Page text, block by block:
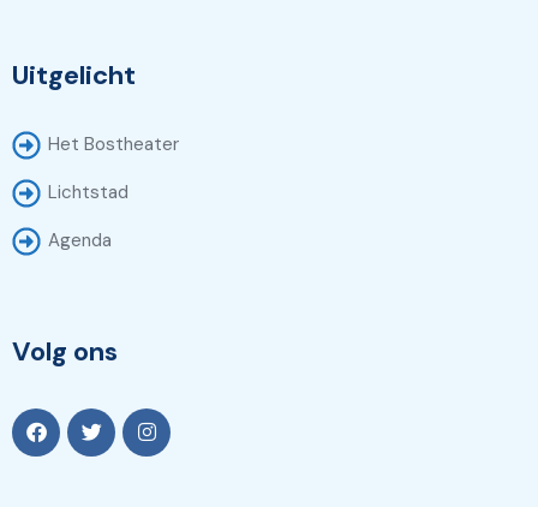
Uitgelicht
Het Bostheater
Lichtstad
Agenda
Volg ons